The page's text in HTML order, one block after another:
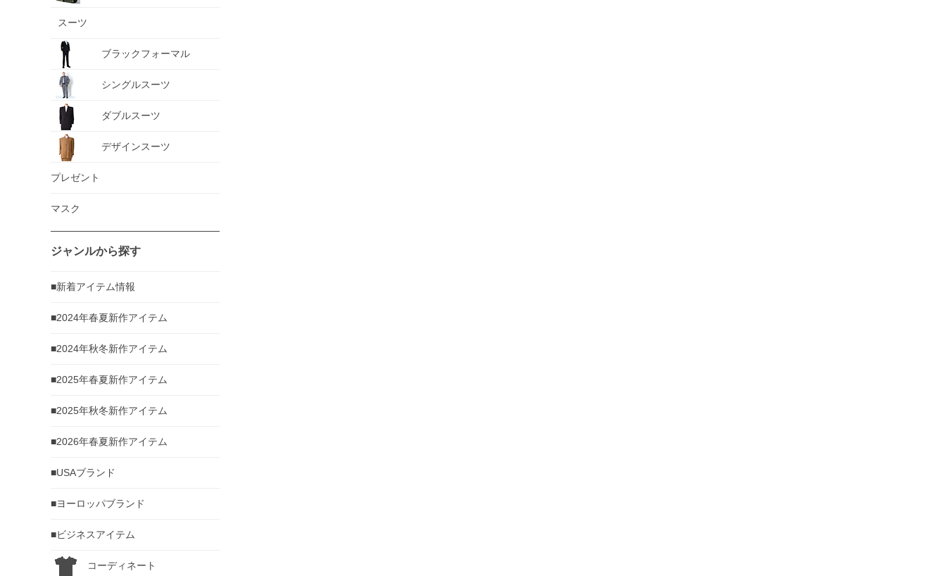
スーツ
ブラックフォーマル
シングルスーツ
ダブルスーツ
デザインスーツ
プレゼント
マスク
ジャンルから探す
■新着アイテム情報
■2024年春夏新作アイテム
■2024年秋冬新作アイテム
■2025年春夏新作アイテム
■2025年秋冬新作アイテム
■2026年春夏新作アイテム
■USAブランド
■ヨーロッパブランド
■ビジネスアイテム
コーディネート